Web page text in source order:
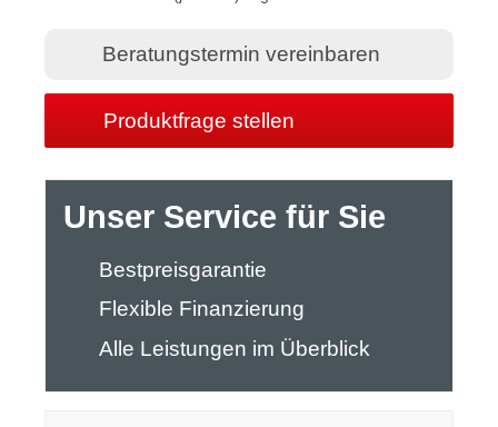
Beratungstermin vereinbaren
Produktfrage stellen
Unser Service für Sie
Bestpreisgarantie
Flexible Finanzierung
Alle Leistungen im Überblick